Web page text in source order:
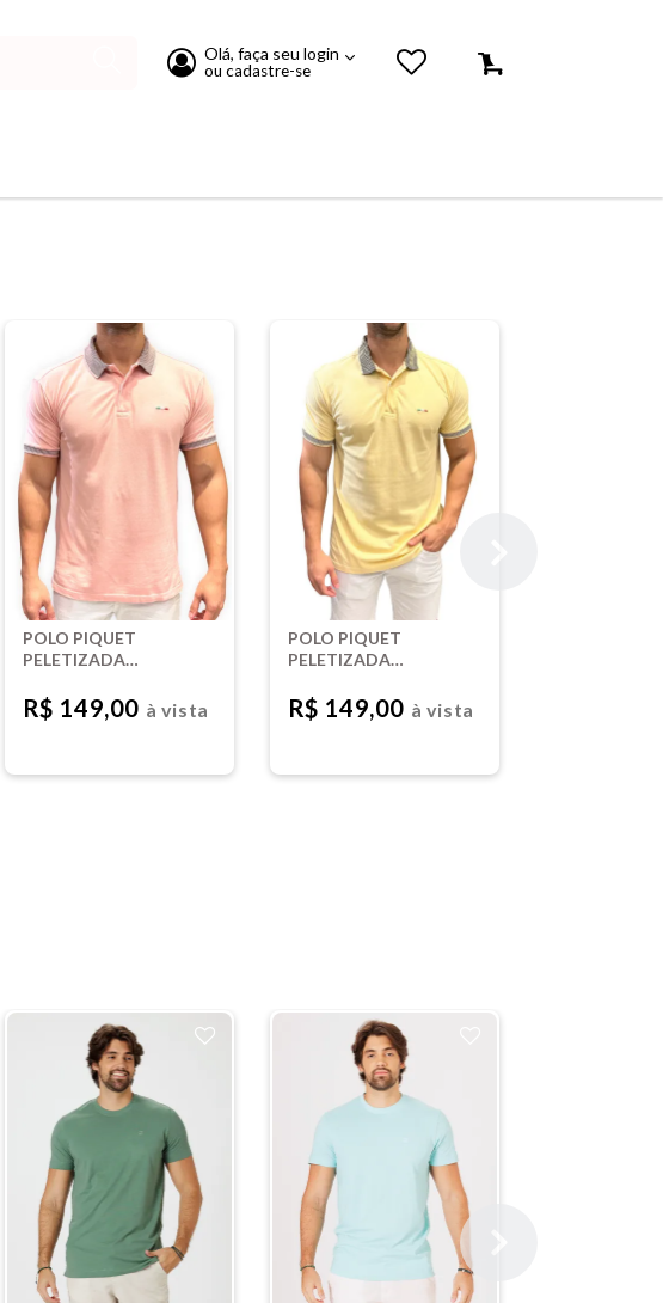
Olá, faça seu login
ou cadastre-se
POLO PIQUET
PELETIZADA
BEBÊ
R$ 149,00 à vista
POLO PIQUET
PELETIZADA
AMARELO
R$ 149,00 à vista